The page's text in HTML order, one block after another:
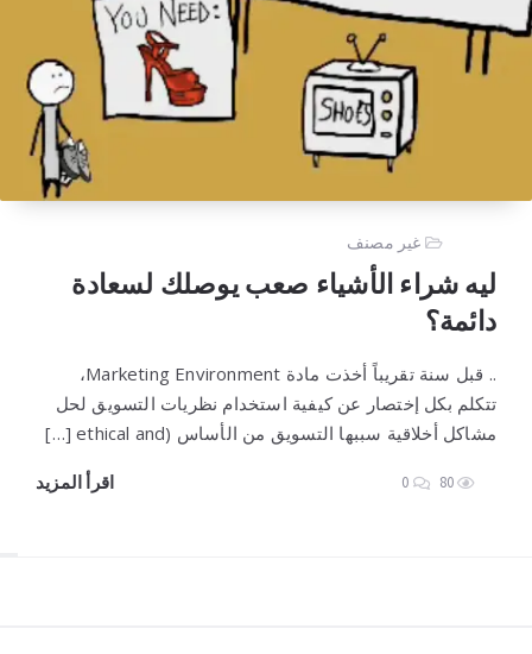
غير مصنف
ليه شراء الأشياء صعب يوصلك لسعادة
دائمة؟
.. قبل سنة تقريباً أخذت مادة Marketing Environment،
تتكلم بكل إختصار عن كيفية استخدام نظريات التسويق لحل
مشاكل أخلاقية سببها التسويق من الأساس (ethical and […]
اقرأ المزيد 80
0